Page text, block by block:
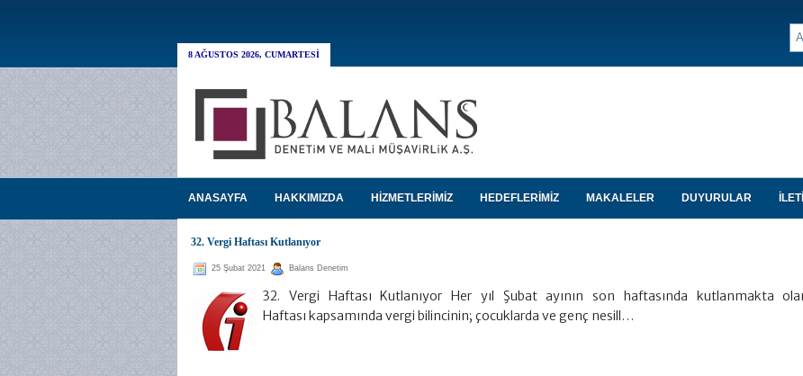
8 AĞUSTOS 2026, CUMARTESI
ANASAYFA HAKKIMIZDA HİZMETLERİMİZ HEDEFLERİMİZ MAKALELER DUYURULAR
32. Vergi Haftası Kutlanıyor
25 Şubat 2021 Balans Denetim
32. Vergi Haftası Kutlanıyor Her yıl Şubat ayının son haftasında kutlanmakta
Haftası kapsamında vergi bilincinin; çocuklarda ve genç nesill…